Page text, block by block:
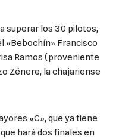
superar los 30 pilotos,
«Bebochín» Francisco
Ramos (proveniente
Zénere, la chajariense
«C», que ya tiene
hará dos finales en